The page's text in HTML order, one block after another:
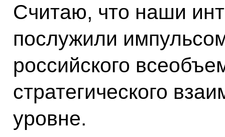
Считаю, что наши
послужили
российского
стратегического
уровне.